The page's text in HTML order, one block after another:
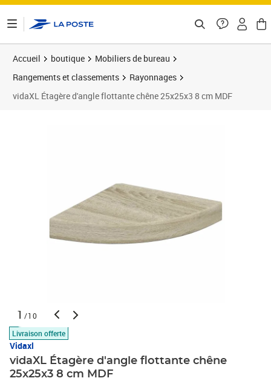
Accueil boutique
Mobiliers de bureau
Rangements et classements
Rayonnages
vidaXL Étagère d'angle flottante chêne 25x25x3 8 cm MDF
1 /10
Livraison offerte
Vidaxl
vidaXL Étagère d'angle flottante chêne
25x25x3 8 cm MDF